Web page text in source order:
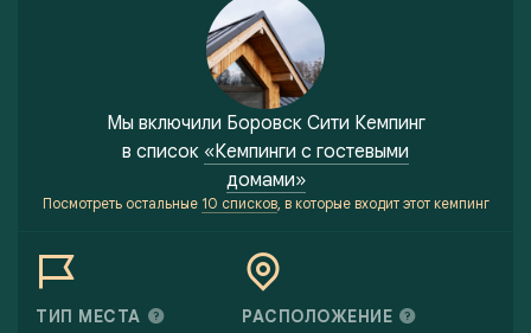
Мы включили Боровск Сити Кемпинг
в список «Кемпинги с гостевыми
домами»
Посмотреть остальные 10 списков, в которые входит этот кемпинг
ТИП МЕСТА РАСПОЛОЖЕНИЕ